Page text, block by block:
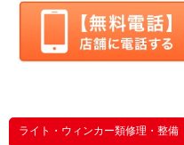
ライト・ウィンカー類修理・整備